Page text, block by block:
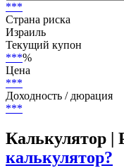
***
Страна риска
Израиль
Текущий купон
***%
Цена
***
Доходность / дюрация
***
Калькулятор |
калькулятор?